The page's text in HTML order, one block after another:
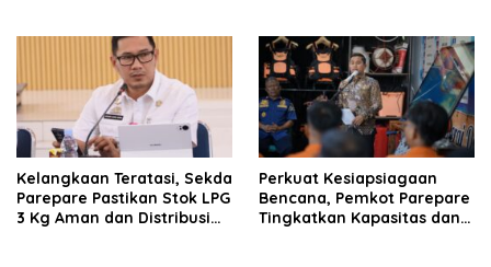
Kelangkaan Teratasi, Sekda
Parepare Pastikan Stok LPG
3 Kg Aman dan Distribusi
Perkuat Kesiapsiagaan
Bencana, Pemkot Parepare
Tingkatkan Kapasitas dan